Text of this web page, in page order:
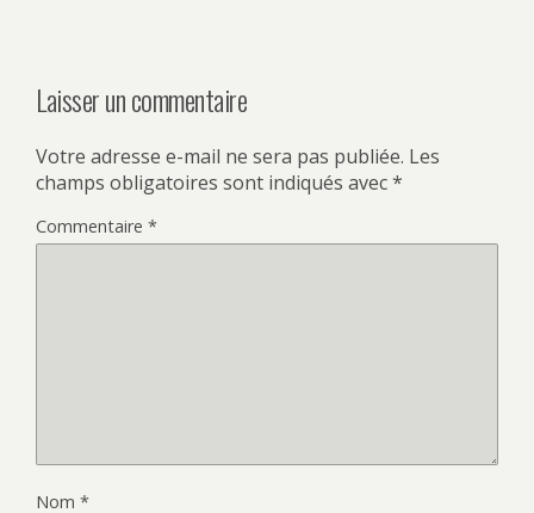
Laisser un commentaire
Votre adresse e-mail ne sera pas publiée. Les
champs obligatoires sont indiqués avec*
Commentaire *
Nom *